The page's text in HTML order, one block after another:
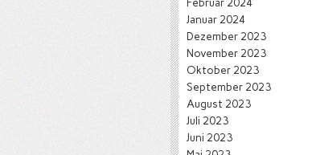
Januar 2024
Dezember 2023
November 2023
Oktober 2023
September 2023
August 2023
Juli 2023
Juni 2023